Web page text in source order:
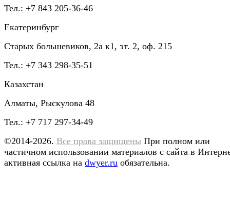
Тел.: +7 843 205-36-46
Екатеринбург
Старых большевиков, 2а к1, эт. 2, оф. 215
Тел.: +7 343 298-35-51
Казахстан
Алматы, Рыскулова 48
Тел.: +7 717 297-34-49
©2014-2026. Все права защищены При полном или
частичном использовании материалов с сайта в
активная ссылка на dwyer.ru обязательна.